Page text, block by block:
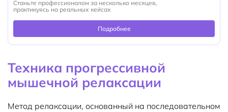
Станьте профессионалом за несколько месяцев,
практикуясь на реальных кейсах
Подробнее
Техника прогрессивной
мышечной релаксации
Метод релаксации, основанный на последовательном